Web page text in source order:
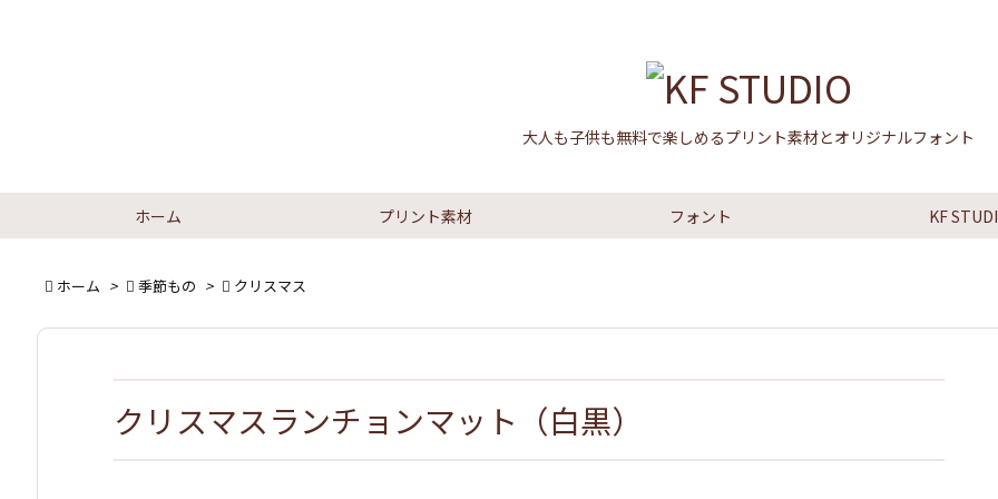
大人も子供も無料で楽しめるプリント素材とオリジナルフォント
ホーム プリント素材 フォント KF
 ホーム >  季節もの >  クリスマス
クリスマスランチョンマット（白黒）